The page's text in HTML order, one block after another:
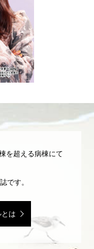
を超える病棟にて
です。
は